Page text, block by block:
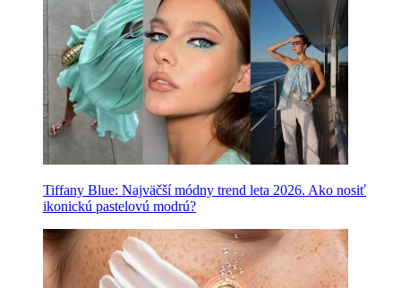
Tiffany Blue: Najväčší módny trend leta 2026. Ako nosiť
ikonickú pastelovú modrú?